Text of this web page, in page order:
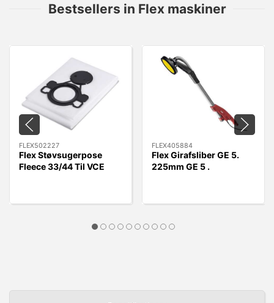
Bestsellers in Flex maskiner
FLEX502227
Flex Støvsugerpose
Fleece 33/44 Til VCE
FLEX405884
Flex Girafsliber GE 5.
225mm GE 5 .